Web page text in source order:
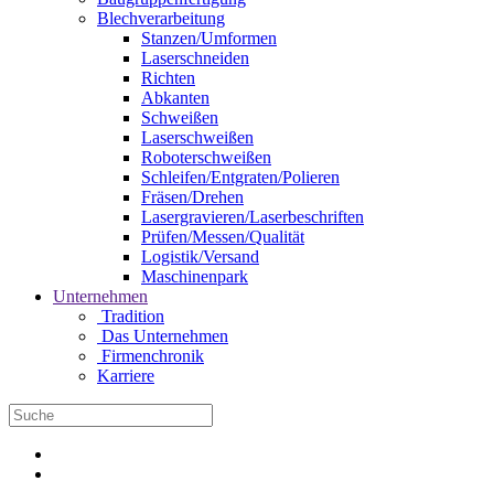
Blechverarbeitung
Stanzen/Umformen
Laserschneiden
Richten
Abkanten
Schweißen
Laserschweißen
Roboterschweißen
Schleifen/Entgraten/Polieren
Fräsen/Drehen
Lasergravieren/Laserbeschriften
Prüfen/Messen/Qualität
Logistik/Versand
Maschinenpark
Unternehmen
Tradition
Das Unternehmen
Firmenchronik
Karriere